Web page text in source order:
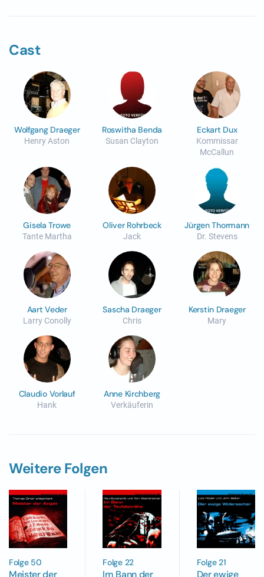
Cast
Wolfgang Draeger
Henry Aston
Roswitha Benda
Susan Clayton
Eckart Dux
Kommissar
McCallun
Gisela Trowe
Tante Martha
Oliver Rohrbeck
Jack
Jürgen Thormann
Dr. Stevens
Aart Veder
Larry Conolly
Sascha Draeger
Chris
Kerstin Draeger
Mary
Claudio Vorlauf
Hank
Anne Kirchberg
Verkäuferin
Weitere Folgen
Folge 50 Folge 22 Folge 21